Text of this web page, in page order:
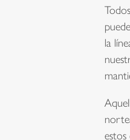
la
estos